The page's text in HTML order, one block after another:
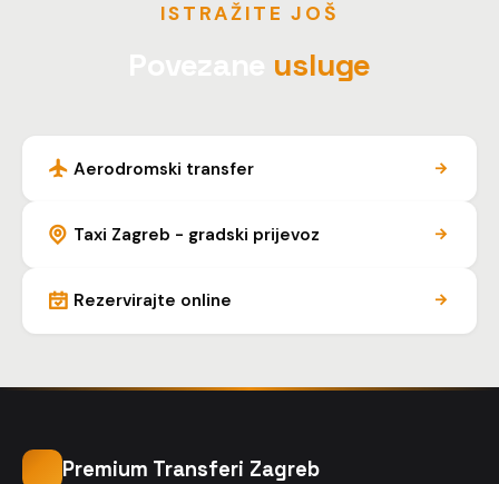
ISTRAŽITE JOŠ
usluge
Aerodromski transfer
Taxi Zagreb - gradski prijevoz
Rezervirajte online
Premium Transferi Zagreb